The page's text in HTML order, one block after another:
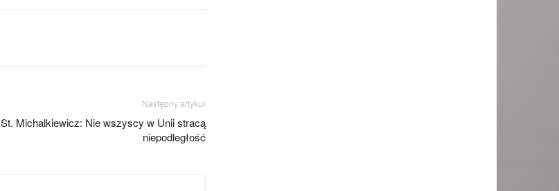
Następny artykuł
St. Michalkiewicz: Nie wszyscy w Unii stracą
niepodległość